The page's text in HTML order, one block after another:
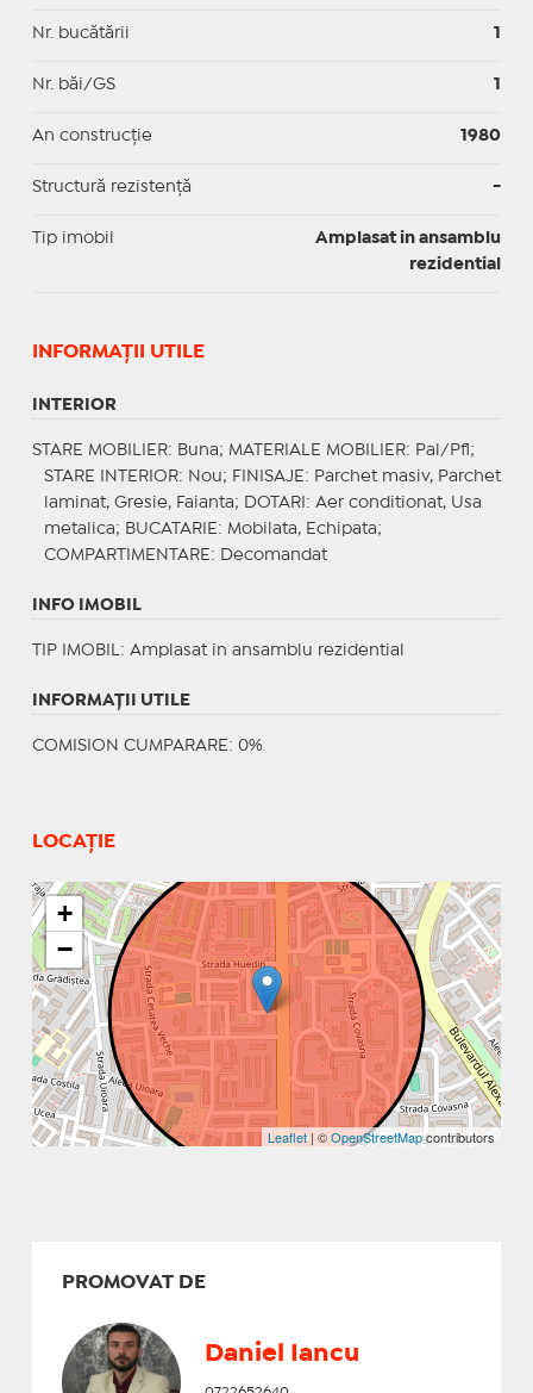
Nr. bucătării 1
Nr. băi/GS 1
An construcție 1980
Structură rezistență -
Tip imobil
Amplasat in ansamblu
rezidential
INFORMAŢII UTILE
INTERIOR
STARE MOBILIER: Buna; MATERIALE MOBILIER: Pal/Pfl;
STARE INTERIOR: Nou; FINISAJE : Parchet masiv, Parchet
laminat, Gresie, Faianta;
DOTARI : Aer conditionat, Usa
metalica; BUCATARIE : Mobilata, Echipata;
COMPARTIMENTARE : Decomandat
INFO IMOBIL
TIP IMOBIL : Amplasat in ansamblu rezidential
INFORMAŢII UTILE
COMISION CUMPARARE: 0%
LOCAȚIE
+
−
Leaflet | ©OpenStreetMapcontributors
PROMOVAT DE
Daniel Iancu